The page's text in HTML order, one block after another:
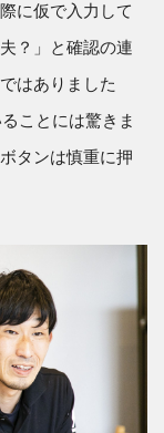
に仮で入力して
？」と確認の連
はありました
ことには驚きま
タンは慎重に押